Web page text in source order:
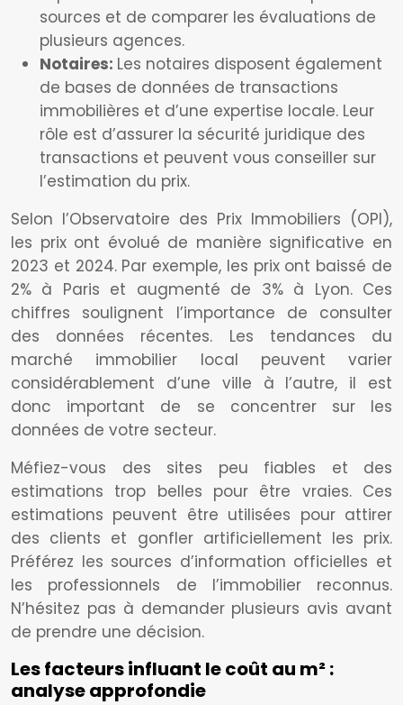
sources et de comparer les évaluations de
plusieurs agences.
Notaires: Les notaires disposent également
de bases de données de transactions
immobilières et d’une expertise locale. Leur
rôle est d’assurer la sécurité juridique des
transactions et peuvent vous conseiller sur
l’estimation du prix.
Selon l’Observatoire des Prix Immobiliers (OPI),
les prix ont évolué de manière significative en
2023 et 2024. Par exemple, les prix ont baissé de
2% à Paris et augmenté de 3% à Lyon. Ces
chiffres soulignent l’importance de consulter
des données récentes. Les tendances du
marché immobilier local peuvent varier
considérablement d’une ville à l’autre, il est
donc important de se concentrer sur les
données de votre secteur.
Méfiez-vous des sites peu fiables et des
estimations trop belles pour être vraies. Ces
estimations peuvent être utilisées pour attirer
des clients et gonfler artificiellement les prix.
Préférez les sources d’information officielles et
les professionnels de l’immobilier reconnus.
N’hésitez pas à demander plusieurs avis avant
de prendre une décision.
Les facteurs influant le coût au m² :
analyse approfondie